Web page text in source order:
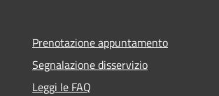
Prenotazione appuntamento
Segnalazione disservizio
Leggi le FAQ